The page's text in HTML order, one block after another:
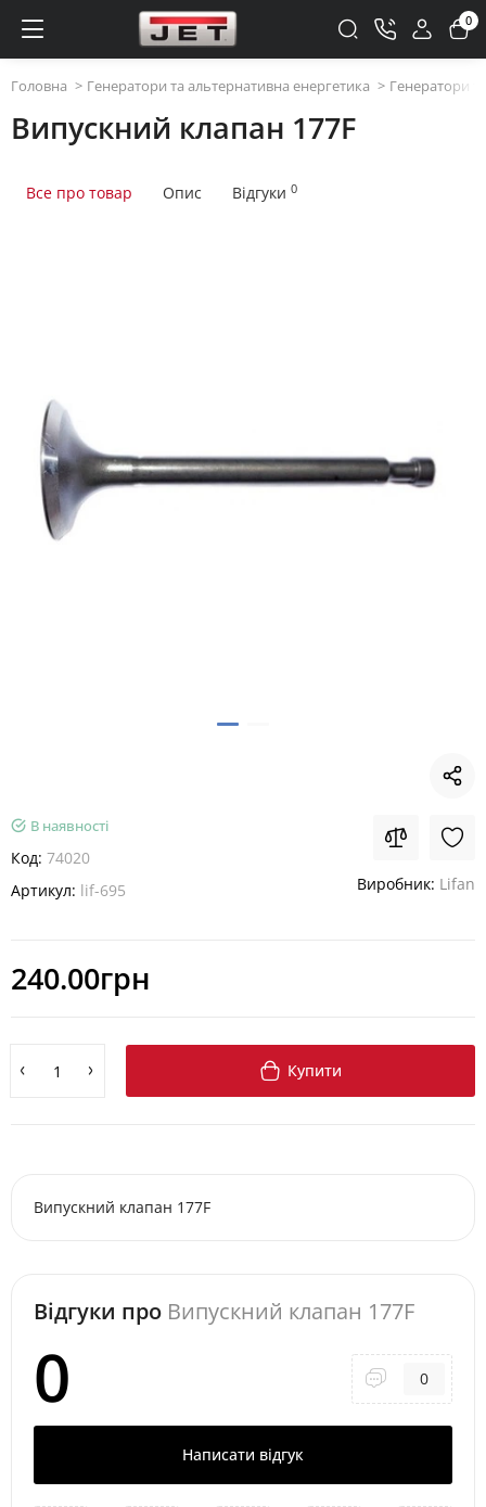
0
Головна Генератори та альтернативна енергетика Генератори
Випускний клапан 177F
Все про товар Опис Відгуки 0
В наявності
Код: 74020
Артикул: lif-695 Виробник: Lifan
240.00грн
Купити
Випускний клапан 177F
Відгуки про Випускний клапан 177F
0 0
Написати відгук